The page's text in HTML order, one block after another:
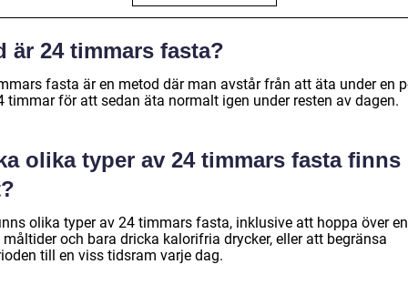
är 24 timmars fasta?
fasta är en metod där man avstår från att äta under en
timmar för att sedan äta normalt igen under resten av dagen.
olika typer av 24 timmars fasta finns
olika typer av 24 timmars fasta, inklusive att hoppa över
och bara dricka kalorifria drycker, eller att begränsa
till en viss tidsram varje dag.